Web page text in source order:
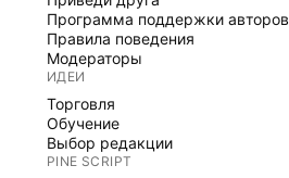
Программа поддержки авторов
Правила поведения
Модераторы
ИДЕИ
Торговля
Обучение
Выбор редакции
PINE SCRIPT